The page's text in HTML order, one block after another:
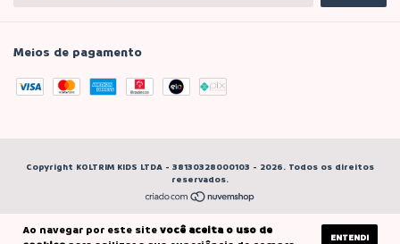
Ao navegar por este sitevocê aceita o uso de
ENTENDI
Meios de pagamento
Copyright KOLTRIM KIDS LTDA - 38130328000103 - 2026. Todos os direitos
reservados.